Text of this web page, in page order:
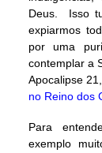
Deus. Isso
expiarmos
por uma
contemplar a
Apocalipse
no Reino dos
Para
exemplo